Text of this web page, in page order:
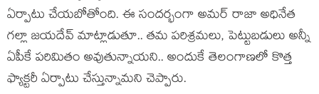
ఏర్పాటు చేయబోతోంది. ఈ సందర్భంగా అమర్ రాజా అధినేత
గల్లా జయదేవ్ మాట్లాడుతూ.. తమ పరిశ్రమలు, పెట్టుబడులు అన్నీ
ఏపీకే పరిమితం అవుతున్నాయని.. అందుకే తెలంగాణలో కొత్త
ఫ్యాక్టరీ ఏర్పాటు చేస్తున్నామని చెప్పారు.